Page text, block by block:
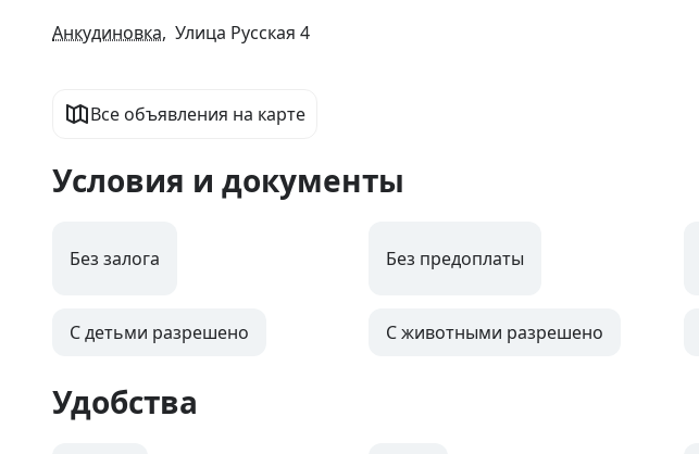
10
Анкудиновка, Улица Русская 4
Все объявления на карте
Условия и документы
Без залога Без предоплаты
С детьми разрешено С животными разрешено
Удобства